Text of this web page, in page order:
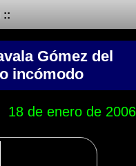
::
Gómez del
incómodo
18 de enero de 2006